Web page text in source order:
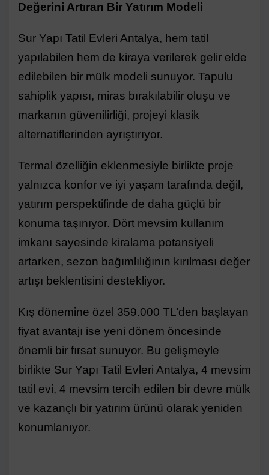
Değerini Artıran Bir Yatırım Modeli
Sur Yapı Tatil Evleri Antalya, hem tatil
yapılabilen hem de kiraya verilerek gelir elde
edilebilen bir mülk modeli sunuyor. Tapulu
sahiplik yapısı, miras bırakılabilir oluşu ve
markanın güvenilirliği, projeyi klasik
alternatiflerinden ayrıştırıyor.
Termal özelliğin eklenmesiyle birlikte proje
yalnızca konfor ve iyi yaşam tarafında değil,
yatırım perspektifinde de daha güçlü bir
konuma taşınıyor. Dört mevsim kullanım
imkanı sayesinde kiralama potansiyeli
artarken, sezon bağımlılığının kırılması değer
artışı beklentisini destekliyor.
Kış dönemine özel 359.000 TL’den başlayan
fiyat avantajı ise yeni dönem öncesinde
önemli bir fırsat sunuyor. Bu gelişmeyle
birlikte Sur Yapı Tatil Evleri Antalya, 4 mevsim
tatil evi, 4 mevsim tercih edilen bir devre mülk
ve kazançlı bir yatırım ürünü olarak yeniden
konumlanıyor.